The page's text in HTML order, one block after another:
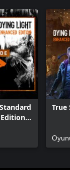
True